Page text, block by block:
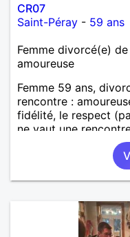
CR07
Saint-Péray - 59 ans
Femme divorcé(e)
amoureuse
Femme 59 ans,
rencontre :
fidélité, le respect
ne vaut une
messages pour
deux et le désir de